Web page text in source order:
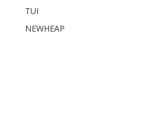
TUI
NEWHEAP